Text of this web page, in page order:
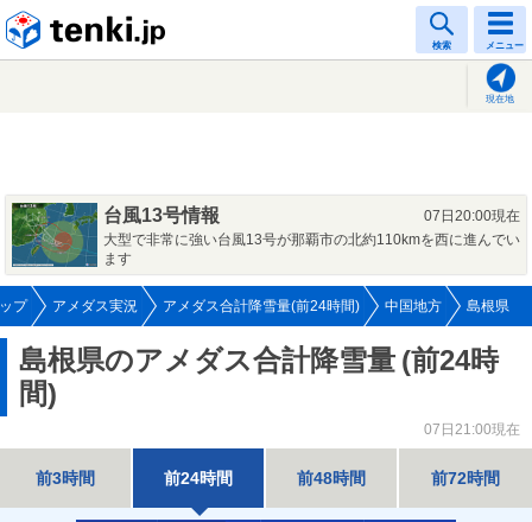
検索 メニュー
現在地
台風13号情報
07日20:00現在
大型で非常に強い台風13号が那覇市の北約110kmを西に進んでい
ます
プ アメダス実況 アメダス合計降雪量(前24時間) 中国地方 島根県
島根県のアメダス合計降雪量 (前24時
間)
07日21:00現在
前3時間 前24時間 前48時間 前72時間